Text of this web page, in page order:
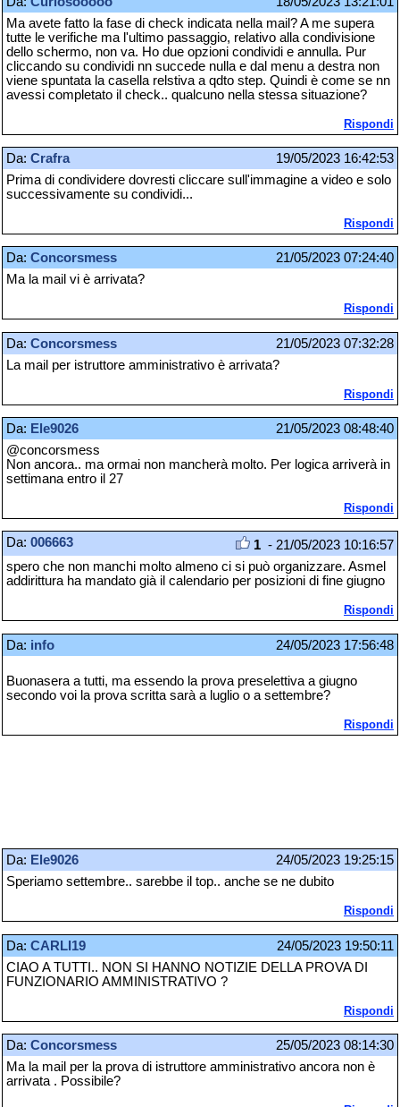
Ma avete fatto la fase di check indicata nella mail? A me supera
tutte le verifiche ma l'ultimo passaggio, relativo alla condivisione
dello schermo, non va. Ho due opzioni condividi e annulla. Pur
cliccando su condividi nn succede nulla e dal menu a destra non
viene spuntata la casella relstiva a qdto step. Quindi è come se nn
avessi completato il check.. qualcuno nella stessa situazione?
Rispondi
Da: Crafra
19/05/2023 16:42:53
Prima di condividere dovresti cliccare sull'immagine a video e solo
successivamente su condividi...
Rispondi
Da: Concorsmess
21/05/2023 07:24:40
Ma la mail vi è arrivata?
Rispondi
Da: Concorsmess
21/05/2023 07:32:28
La mail per istruttore amministrativo è arrivata?
Rispondi
Da: Ele9026
21/05/2023 08:48:40
@concorsmess
Non ancora.. ma ormai non mancherà molto. Per logica arriverà in
settimana entro il 27
Rispondi
Da: 006663 1 - 21/05/2023 10:16:57
spero che non manchi molto almeno ci si può organizzare. Asmel
addirittura ha mandato già il calendario per posizioni di fine giugno
Rispondi
Da: info 24/05/2023 17:56:48
Buonasera a tutti, ma essendo la prova preselettiva a giugno
secondo voi la prova scritta sarà a luglio o a settembre?
Rispondi
Da: Ele9026
24/05/2023 19:25:15
Speriamo settembre.. sarebbe il top.. anche se ne dubito
Rispondi
Da: CARLI19
24/05/2023 19:50:11
CIAO A TUTTI.. NON SI HANNO NOTIZIE DELLA PROVA DI
FUNZIONARIO AMMINISTRATIVO ?
Rispondi
Da: Concorsmess
25/05/2023 08:14:30
Ma la mail per la prova di istruttore amministrativo ancora non è
arrivata . Possibile?